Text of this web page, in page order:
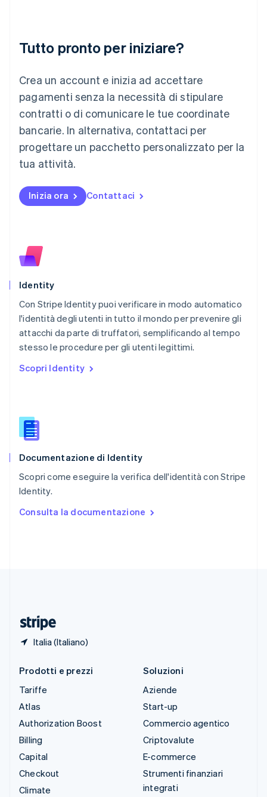
Tutto pronto per iniziare?
Crea un account e inizia ad accettare
pagamenti senza la necessità di stipulare
contratti o di comunicare le tue coordinate
bancarie. In alternativa, contattaci per
progettare un pacchetto personalizzato per la
tua attività.
Inizia ora Contattaci
Identity
Con Stripe Identity puoi verificare in modo automatico
l'identità degli utenti in tutto il mondo per prevenire gli
attacchi da parte di truffatori, semplificando al tempo
stesso le procedure per gli utenti legittimi.
Scopri Identity
Documentazione di Identity
Scopri come eseguire la verifica dell'identità con Stripe
Identity.
Consulta la documentazione
Italia (Italiano)
Liechtenstein
DeutschEnglish
English
Lussemburgo
Malaysia
English简体中文
Malta
English
Messico
Norvegia
English
Nederlands
Polonia
Portogallo
RAS di Hong Kong, Cina
English简体中文
Regno Unito
English
English
English
Slovacchia
Slovenia
Spagna
Español
English Español简体中文
Prodotti e prezzi
Tariffe
Atlas
Authorization Boost
Billing
Capital
Checkout
Climate
Soluzioni
Aziende
Start-up
Commercio agentico
Criptovalute
E-commerce
Strumenti finanziari
integrati